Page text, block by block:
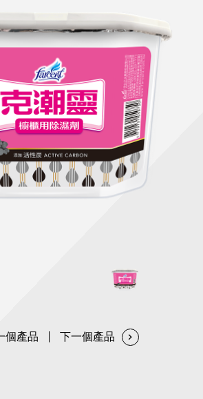
與經營
道與利害關係人建立友善溝通平台
項與發佈
的疑問